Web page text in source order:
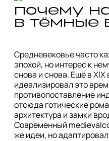
почему
в тёмные
Средневековье часто
эпохой, но интерес к
снова и снова. Ещё в
идеализировал это
противопоставление
отсюда готические
архитектура и замки
Современный
же идеи, но